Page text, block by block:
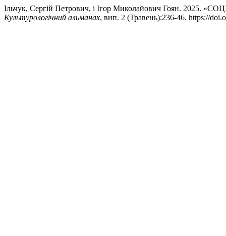
Ільчук, Сергій Петрович, і Ігор Миколайович Гоян.
Культурологічний альманах, вип. 2 (Травень):236-46. https://